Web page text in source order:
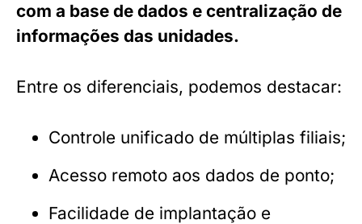
com a base de dados e centralização de
informações das unidades.
Entre os diferenciais, podemos destacar:
Controle unificado de múltiplas filiais;
Acesso remoto aos dados de ponto;
Facilidade de implantação e